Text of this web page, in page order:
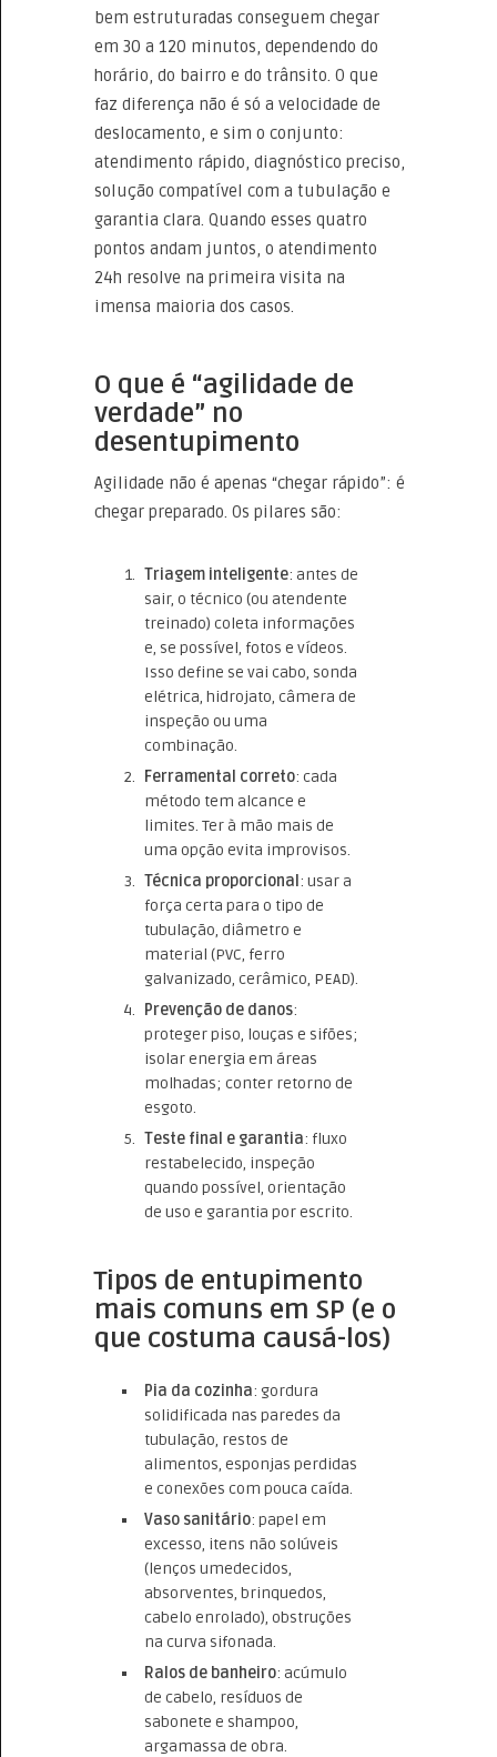
bem estruturadas conseguem chegar
em 30 a 120 minutos, dependendo do
horário, do bairro e do trânsito. O que
faz diferença não é só a velocidade de
deslocamento, e sim o conjunto:
atendimento rápido, diagnóstico preciso,
solução compatível com a tubulação e
garantia clara. Quando esses quatro
pontos andam juntos, o atendimento
24h resolve na primeira visita na
imensa maioria dos casos.
O que é “agilidade de
verdade” no
desentupimento
Agilidade não é apenas “chegar rápido”: é
chegar preparado. Os pilares são:
Triagem inteligente: antes de
sair, o técnico (ou atendente
treinado) coleta informações
e, se possível, fotos e vídeos.
Isso define se vai cabo, sonda
elétrica, hidrojato, câmera de
inspeção ou uma
combinação.
Ferramental correto: cada
método tem alcance e
limites. Ter à mão mais de
uma opção evita improvisos.
Técnica proporcional : usar a
força certa para o tipo de
tubulação, diâmetro e
material (PVC, ferro
galvanizado, cerâmico, PEAD).
Prevenção de danos:
proteger piso, louças e sifões;
isolar energia em áreas
molhadas; conter retorno de
esgoto.
Teste final e garantia: fluxo
restabelecido, inspeção
quando possível, orientação
de uso e garantia por escrito.
Tipos de entupimento
mais comuns em SP (e o
que costuma causá-los)
Pia da cozinha: gordura
solidificada nas paredes da
tubulação, restos de
alimentos, esponjas perdidas
e conexões com pouca caída.
Vaso sanitário: papel em
excesso, itens não solúveis
(lenços umedecidos,
absorventes, brinquedos,
cabelo enrolado), obstruções
na curva sifonada.
Ralos de banheiro: acúmulo
de cabelo, resíduos de
sabonete e shampoo,
argamassa de obra.